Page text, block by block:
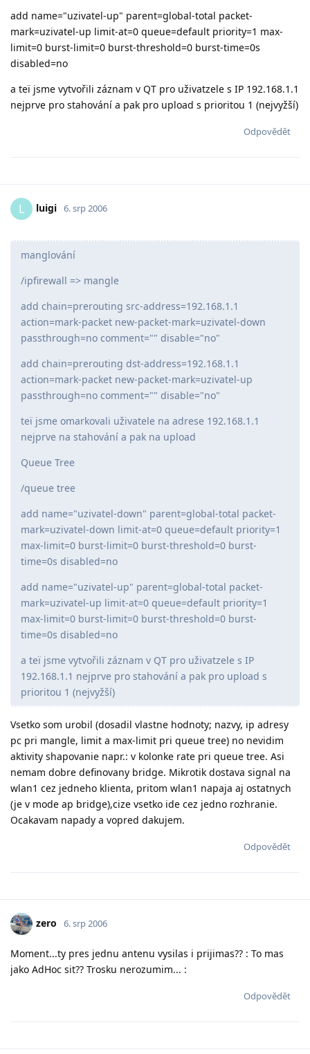
add name="uzivatel-up" parent=global-total packet-
mark=uzivatel-up limit-at=0 queue=default priority=1 max-
limit=0 burst-limit=0 burst-threshold=0 burst-time=0s
disabled=no
a teï jsme vytvořili záznam v QT pro uživatzele s IP 192.168.1.1
nejprve pro stahování a pak pro upload s prioritou 1 (nejvyžší)
Odpovědět
L luigi 6. srp 2006
manglování
/ipfirewall => mangle
add chain=prerouting src-address=192.168.1.1
action=mark-packet new-packet-mark=uzivatel-down
passthrough=no comment="" disable="no"
add chain=prerouting dst-address=192.168.1.1
action=mark-packet new-packet-mark=uzivatel-up
passthrough=no comment="" disable="no"
teï jsme omarkovali uživatele na adrese 192.168.1.1
nejprve na stahování a pak na upload
Queue Tree
/queue tree
add name="uzivatel-down" parent=global-total packet-
mark=uzivatel-down limit-at=0 queue=default priority=1
max-limit=0 burst-limit=0 burst-threshold=0 burst-
time=0s disabled=no
add name="uzivatel-up" parent=global-total packet-
mark=uzivatel-up limit-at=0 queue=default priority=1
max-limit=0 burst-limit=0 burst-threshold=0 burst-
time=0s disabled=no
a teï jsme vytvořili záznam v QT pro uživatzele s IP
192.168.1.1 nejprve pro stahování a pak pro upload s
prioritou 1 (nejvyžší)
Vsetko som urobil (dosadil vlastne hodnoty; nazvy, ip adresy
pc pri mangle, limit a max-limit pri queue tree) no nevidim
aktivity shapovanie napr.: v kolonke rate pri queue tree. Asi
nemam dobre definovany bridge. Mikrotik dostava signal na
wlan1 cez jedneho klienta, pritom wlan1 napaja aj ostatnych
(je v mode ap bridge),cize vsetko ide cez jedno rozhranie.
Ocakavam napady a vopred dakujem.
Odpovědět
zero 6. srp 2006
Moment...ty pres jednu antenu vysilas i prijimas?? : To mas
jako AdHoc sit?? Trosku nerozumim... :
Odpovědět